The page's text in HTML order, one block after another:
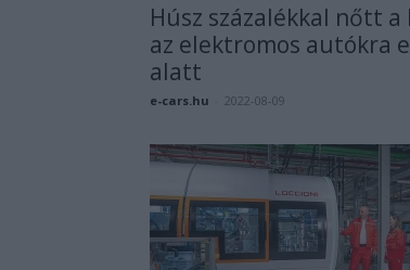
Húsz százalékkal nőtt
az elektromos autókra
alatt
e-cars.hu 2022-08-09